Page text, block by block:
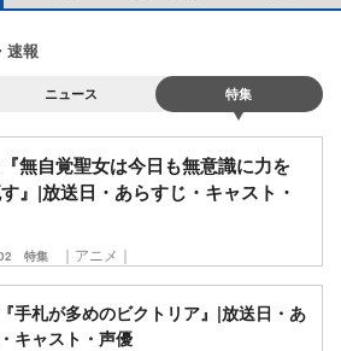
速報
ニュース 特集
無自覚聖女は今日も無意識に力を
』|放送日・あらすじ・キャスト・
特集 ｜アニメ｜
手札が多めのビクトリア』|放送日・あ
キャスト・声優